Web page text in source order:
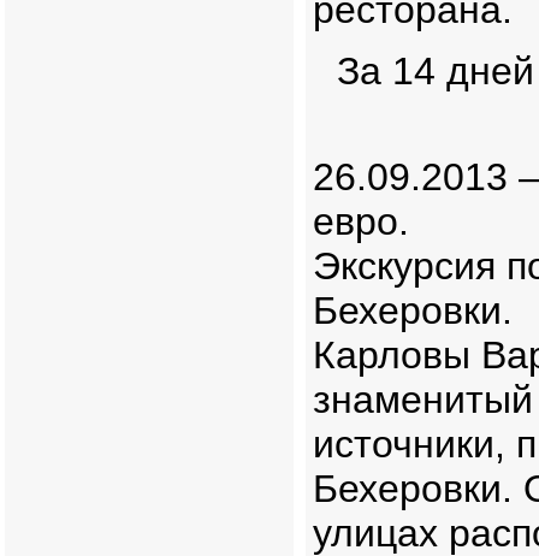
ресторана.
За 14
26.09.2013
евро.
Экскурсия
Бехеровки.
Карловы
источники,
Бехеровки.
улицах